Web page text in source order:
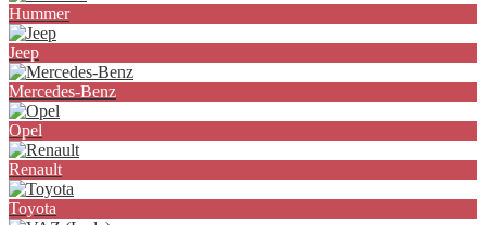
Hummer
Jeep
Mercedes-Benz
Opel
Renault
Toyota